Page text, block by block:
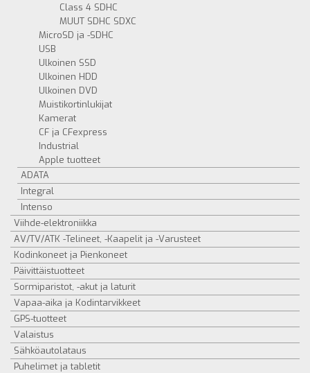
Class 4 SDHC
MUUT SDHC SDXC
MicroSD ja -SDHC
USB
Ulkoinen SSD
Ulkoinen HDD
Ulkoinen DVD
Muistikortinlukijat
Kamerat
CF ja CFexpress
Industrial
Apple tuotteet
ADATA
Integral
Intenso
Viihde-elektroniikka
AV/TV/ATK -Telineet, -Kaapelit ja -Varusteet
Kodinkoneet ja Pienkoneet
Päivittäistuotteet
Sormiparistot, -akut ja laturit
Vapaa-aika ja Kodintarvikkeet
GPS-tuotteet
Valaistus
Sähköautolataus
Puhelimet ja tabletit